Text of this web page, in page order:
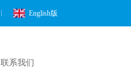
English版
联系我们